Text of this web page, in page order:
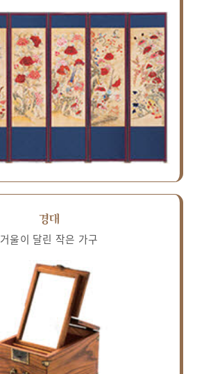
경대
거울이 달린 작은 가구